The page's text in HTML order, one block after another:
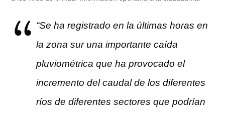
“Se ha registrado en la últimas horas en
la zona sur una importante caída
pluviométrica que ha provocado el
incremento del caudal de los diferentes
ríos de diferentes sectores que podrían